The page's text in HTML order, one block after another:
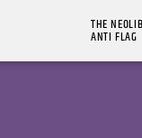
THE
ANTI FLAG